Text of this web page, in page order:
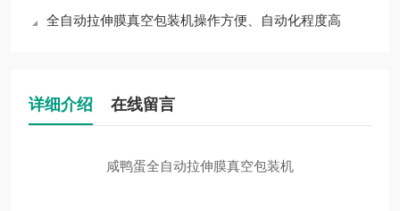
全自动拉伸膜真空包装机操作方便、自动化程度高
详细介绍 在线留言
咸鸭蛋全自动拉伸膜真空包装机